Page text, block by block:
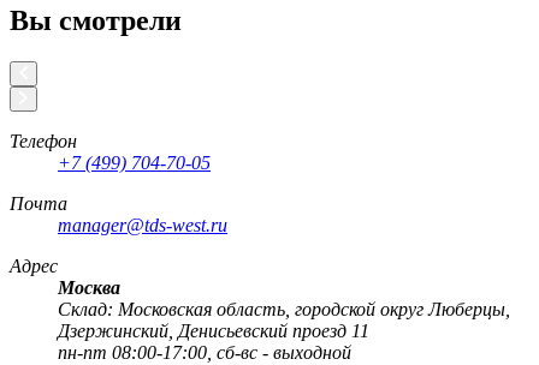
Вы смотрели
Телефон
+7 (499) 704-70-05
Почта
manager@tds-west.ru
Адрес
Москва
Cклад: Московская область, городской округ Люберцы,
Дзержинский, Денисьевский проезд 11
пн-пт 08:00-17:00, сб-вс - выходной